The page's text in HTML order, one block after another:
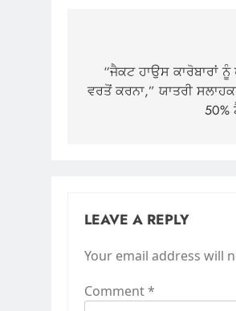
navigation
“ਜੈਕਟ ਹਾਉਸ ਕਾਰੋਬਾਰਾਂ
ਵਰਤੋਂ ਕਰਨਾ,” ਯਾਤਰੀ
50%
LEAVE A REPLY
Your email address will
Comment*